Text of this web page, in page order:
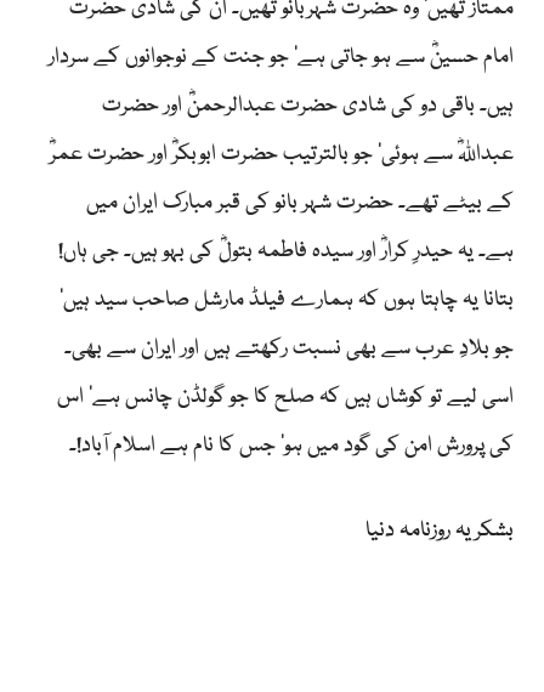
ممتاز تھیں‘ وہ حضرت شہربانو تھیں۔ ان کی شادی حضرت
امام حسینؓ سے ہو جاتی ہے‘ جو جنت کے نوجوانوں کے سردار
ہیں۔ باقی دو کی شادی حضرت عبدالرحمنؓ اور حضرت
عبداللہؓ سے ہوئی‘ جو بالترتیب حضرت ابوبکرؓ اور حضرت عمرؓ
کے بیٹے تھے۔ حضرت شہر بانو کی قبر مبارک ایران میں
ہے۔ یہ حیدرِ کرارؓ اور سیدہ فاطمہ بتولؓ کی بہو ہیں۔ جی ہاں!
بتانا یہ چاہتا ہوں کہ ہمارے فیلڈ مارشل صاحب سید ہیں‘
جو بلادِ عرب سے بھی نسبت رکھتے ہیں اور ایران سے بھی۔
اسی لیے تو کوشاں ہیں کہ صلح کا جو گولڈن چانس ہے‘ اس
کی پرورش امن کی گود میں ہو‘ جس کا نام ہے اسلام آباد!۔
بشکریہ روزنامہ دنیا